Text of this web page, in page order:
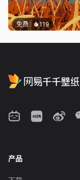
免费 119
产品